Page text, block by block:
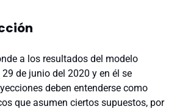
a los resultados del modelo
de junio del 2020 y en él se
deben entenderse como
que asumen ciertos supuestos, por